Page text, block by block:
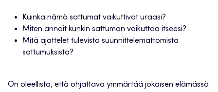
Kuinka nämä sattumat vaikuttivat uraasi?
Miten annoit kunkin sattuman vaikuttaa itseesi?
Mitä ajattelet tulevista suunnittelemattomista
sattumuksista?
On oleellista, että ohjattava ymmärtää jokaisen elämässä